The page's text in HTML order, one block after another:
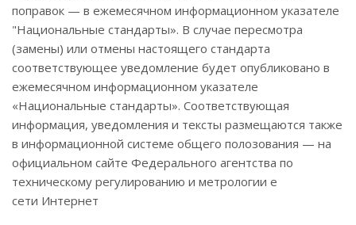
поправок — в ежемесячном информационном указателе
"Национальные стандарты». В случае пересмотра
(замены) или отмены настоящего стандарта
соответствующее уведомление будет опубликовано в
ежемесячном информационном указателе
«Национальные стандарты». Соответствующая
информация, уведомления и тексты размещаются также
в информационной системе общего полозования — на
официальном сайте Федерального агентства по
техническому регулированию и метрологии е
сети Интернет